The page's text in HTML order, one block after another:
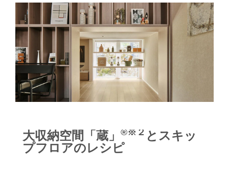
大収納空間「蔵」 ®※２ とスキッ
プフロアのレシピ